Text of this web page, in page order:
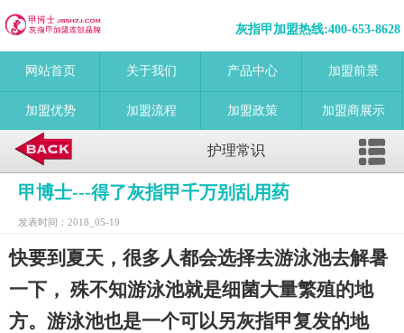
灰指甲加盟热线:400-653-8628
网站首页 关于我们 产品中心 加盟前景
加盟优势 加盟流程 加盟政策 加盟商展示
护理常识
甲博士---得了灰指甲千万别乱用药
发表时间：2018_05-19
快要到夏天，很多人都会选择去游泳池去解暑
一下， 殊不知游泳池就是细菌大量繁殖的地
方。游泳池也是一个可以另灰指甲复发的地